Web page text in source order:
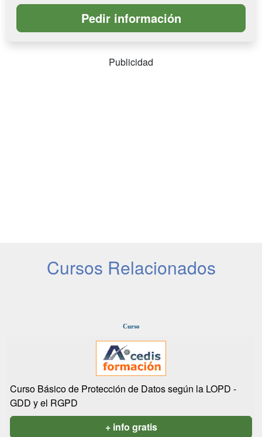
Publicidad
Cursos Relacionados
Curso
Curso Básico de Protección de Datos según la LOPD -
GDD y el RGPD
+ info gratis